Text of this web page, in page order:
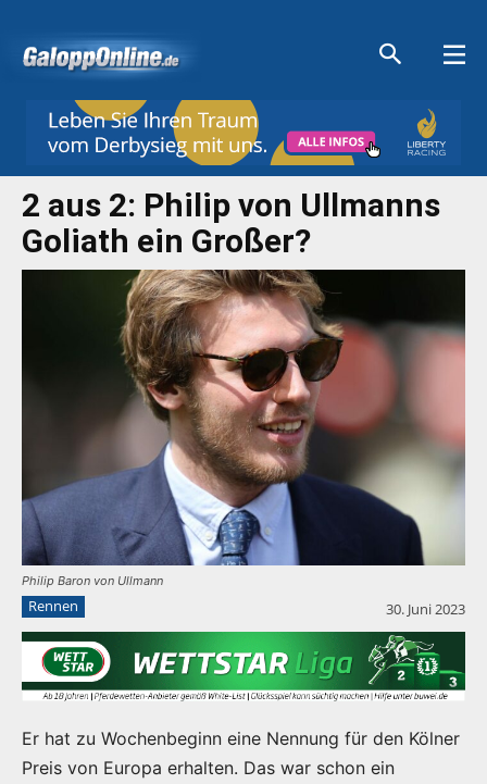
2 aus 2: Philip von Ullmanns
Goliath ein Großer?
Philip Baron von Ullmann
Rennen 30. Juni 2023
Er hat zu Wochenbeginn eine Nennung für den Kölner
Preis von Europa erhalten. Das war schon ein